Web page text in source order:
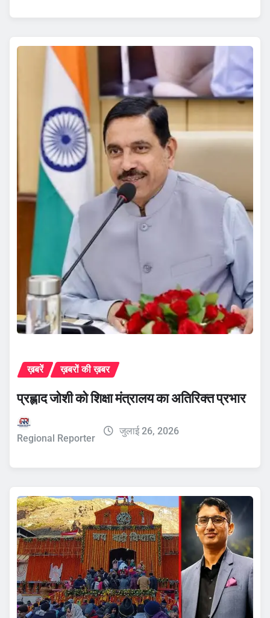
ख़बरें ख़बरों की ख़बर
प्रह्लाद जोशी को शिक्षा मंत्रालय का अतिरिक्त प्रभार
Regional Reporter
जुलाई 26, 2026